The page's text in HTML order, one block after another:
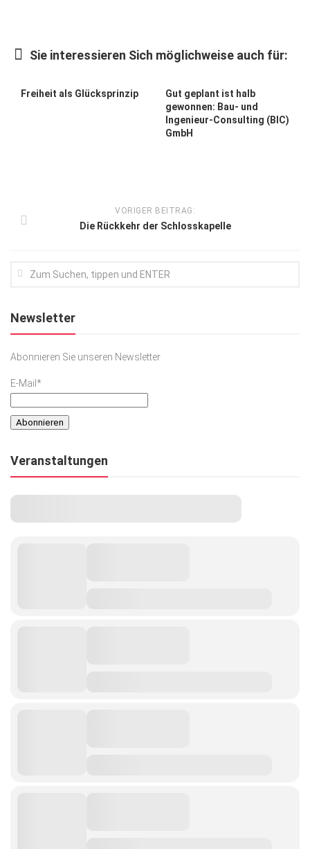
Lifestyle
Podcast
Sie interessieren Sich möglichweise auch für:
Freiheit als Glücksprinzip
Gut geplant ist halb
gewonnen: Bau- und
Ingenieur-Consulting (BIC)
GmbH
VORIGER BEITRAG:
Die Rückkehr der Schlosskapelle
Newsletter
Abonnieren Sie unseren Newsletter
E-Mail*
Veranstaltungen